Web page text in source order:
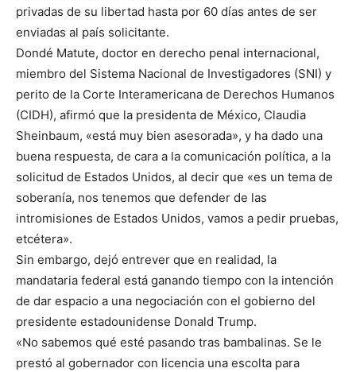
privadas de su libertad hasta por 60 días antes de ser
enviadas al país solicitante.
Dondé Matute, doctor en derecho penal internacional,
miembro del Sistema Nacional de Investigadores (SNI) y
perito de la Corte Interamericana de Derechos Humanos
(CIDH), afirmó que la presidenta de México, Claudia
Sheinbaum, «está muy bien asesorada», y ha dado una
buena respuesta, de cara a la comunicación política, a la
solicitud de Estados Unidos, al decir que «es un tema de
soberanía, nos tenemos que defender de las
intromisiones de Estados Unidos, vamos a pedir pruebas,
etcétera».
Sin embargo, dejó entrever que en realidad, la
mandataria federal está ganando tiempo con la intención
de dar espacio a una negociación con el gobierno del
presidente estadounidense Donald Trump.
«No sabemos qué esté pasando tras bambalinas. Se le
prestó al gobernador con licencia una escolta para